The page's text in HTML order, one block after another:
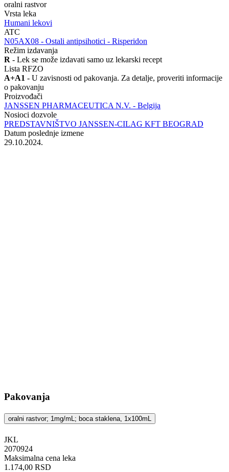
oralni rastvor
Vrsta leka
Humani lekovi
ATC
‍N05AX08 - Ostali antipsihotici - Risperidon
Režim izdavanja
R - Lek se može izdavati samo uz lekarski recept
Lista RFZO
A+A1 - U zavisnosti od pakovanja. Za detalje, proveriti informacije
o pakovanju
Proizvođači
JANSSEN PHARMACEUTICA N.V. - Belgija
Nosioci dozvole
PREDSTAVNIŠTVO JANSSEN-CILAG KFT BEOGRAD
Datum poslednje izmene
29.10.2024.
Pakovanja
oralni rastvor; 1mg/mL; boca staklena, 1x100mL
JKL
‍2070924
Maksimalna cena leka
1.174,00 RSD